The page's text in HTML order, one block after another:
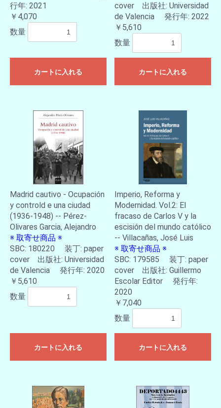
行年: 2021
￥4,070
数量
カートに入れる
cover 出版社: Universidad
de Valencia 発行年: 2022
￥5,610
数量
カートに入れる
Madrid cautivo - Ocupación
y controld e una ciudad
(1936-1948) -- Pérez-
Olivares Garcia, Alejandro
※ 取寄せ商品 ※
SBC: 180220 装丁: paper
cover 出版社: Universidad
de Valencia 発行年: 2020
￥5,610
数量
カートに入れる
Imperio, Reforma y
Modernidad. Vol.2: El
fracaso de Carlos V y la
escisión del mundo católico
-- Villacañas, José Luis
※ 取寄せ商品 ※
SBC: 179585 装丁: paper
cover 出版社: Guillermo
Escolar Editor 発行年:
2020
￥7,040
数量
カートに入れる